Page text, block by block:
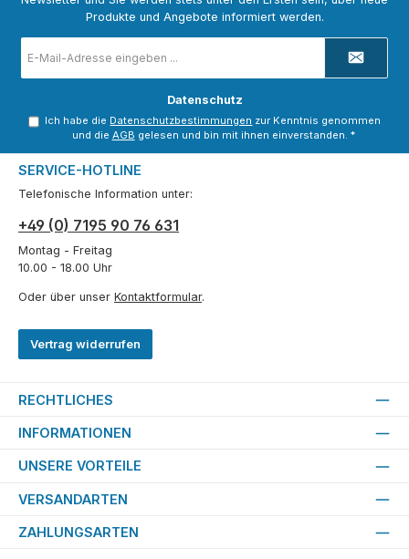
Produkte und Angebote informiert werden.
Mail-
Adresse
Datenschutz
Ich habe die Datenschutzbestimmungen zur Kenntnis genommen
und die AGB gelesen und bin mit ihnen einverstanden. *
SERVICE-HOTLINE
Telefonische Information unter:
+49 (0) 7195 90 76 631
Montag - Freitag
10.00 - 18.00 Uhr
Oder über unser Kontaktformular.
Vertrag widerrufen
RECHTLICHES
INFORMATIONEN
UNSERE VORTEILE
VERSANDARTEN
ZAHLUNGSARTEN